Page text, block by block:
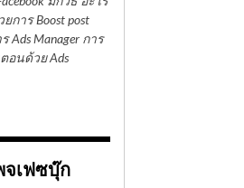
าร Boost post
Manager การ
อนด้วย Ads
จเฟซบุ๊ก